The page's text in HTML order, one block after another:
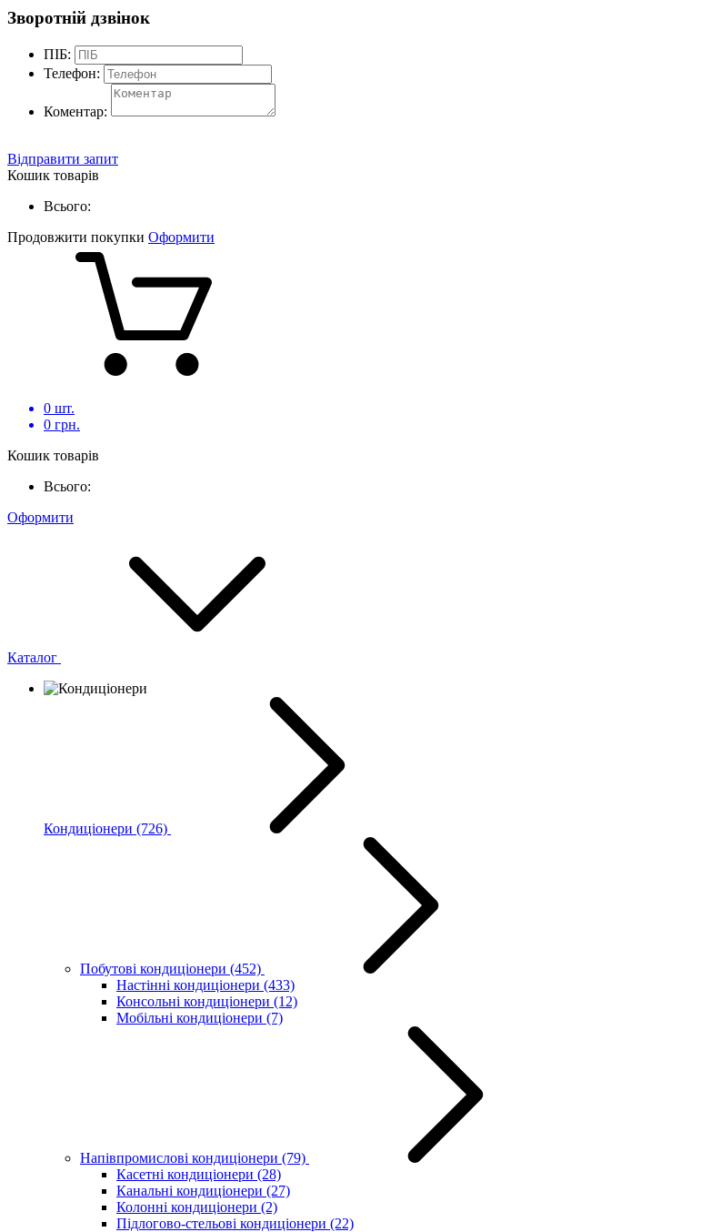
Зворотній дзвінок
ПІБ:
Телефон:
Коментар:
Відправити запит
Кошик товарів
Всього:
Продовжити покупки Оформити
0 шт.
0 грн.
Кошик товарів
Всього:
Оформити
Каталог
Кондиціонери (726)
Побутові кондиціонери (452)
Настінні кондиціонери (433)
Консольні кондиціонери (12)
Мобільні кондиціонери (7)
Напівпромислові кондиціонери (79)
Касетні кондиціонери (28)
Канальні кондиціонери (27)
Колонні кондиціонери (2)
Підлогово-стельові кондиціонери (22)